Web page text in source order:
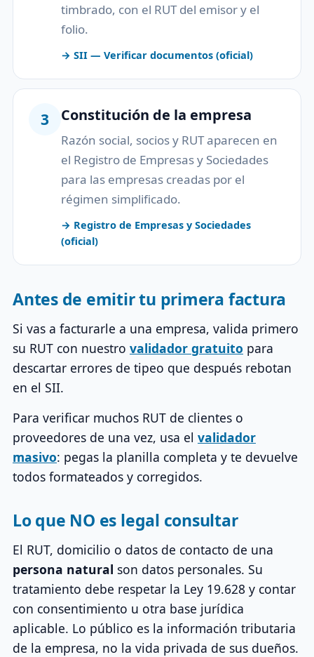
timbrado, con el RUT del emisor y el
folio.
→ SII — Verificar documentos (oficial)
3 Constitución de la empresa
Razón social, socios y RUT aparecen en
el Registro de Empresas y Sociedades
para las empresas creadas por el
régimen simplificado.
→ Registro de Empresas y Sociedades
(oficial)
Antes de emitir tu primera factura
Si vas a facturarle a una empresa, valida primero
su RUT con nuestro validador gratuito para
descartar errores de tipeo que después rebotan
en el SII.
Para verificar muchos RUT de clientes o
proveedores de una vez, usa el validador
masivo: pegas la planilla completa y te devuelve
todos formateados y corregidos.
Lo que NO es legal consultar
El RUT, domicilio o datos de contacto de una
persona natural son datos personales. Su
tratamiento debe respetar la Ley 19.628 y contar
con consentimiento u otra base jurídica
aplicable. Lo público es la información tributaria
de la empresa, no la vida privada de sus dueños.